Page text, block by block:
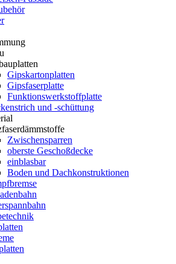
Gipskartonplatten
Gipsfaserplatte
Funktionswerkstoffplatte
und -schüttung
Zwischensparren
oberste Geschoßdecke
einblasbar
Boden und Dachkonstruktionen